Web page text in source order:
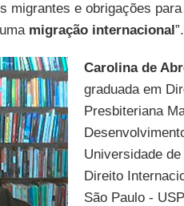
migrantes e obrigações
migração internacional”.
Carolina de
graduada em
Presbiteriana
Universidade
Direito
São Paulo -